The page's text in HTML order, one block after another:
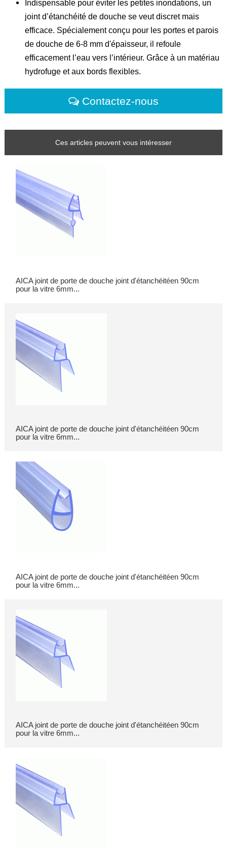
Indispensable pour éviter les petites inondations, un
joint d’étanchéité de douche se veut discret mais
efficace. Spécialement conçu pour les portes et parois
de douche de 6-8 mm d'épaisseur, il refoule
efficacement l’eau vers l’intérieur. Grâce à un matériau
hydrofuge et aux bords flexibles.
Contactez-nous
Ces articles peuvent vous intéresser
AICA joint de porte de douche joint d'étanchéitéen 90cm
pour la vitre 6mm...
AICA joint de porte de douche joint d'étanchéitéen 90cm
pour la vitre 6mm...
AICA joint de porte de douche joint d'étanchéitéen 90cm
pour la vitre 6mm...
AICA joint de porte de douche joint d'étanchéitéen 90cm
pour la vitre 6mm...